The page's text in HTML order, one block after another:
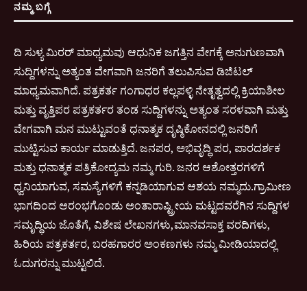
ನಮ್ಮ ಬಗ್ಗೆ
ದಿ ಸುಳ್ಯ ಮಿರರ್ ಮಾಧ್ಯಮವು ಆಧುನಿಕ ಜಗತ್ತಿನ ವೇಗಕ್ಕೆ ಅನುಗುಣವಾಗಿ
ಸುದ್ದಿಗಳನ್ನು ಅತ್ಯಂತ ವೇಗವಾಗಿ ಜನರಿಗೆ ತಲುಪಿಸುವ ಡಿಜಿಟಲ್
ಮಾಧ್ಯಮವಾಗಿದೆ. ಪತ್ರಕರ್ತ ಗಂಗಾಧರ ಕಲ್ಲಪಳ್ಳಿ ನೇತೃತ್ವದಲ್ಲಿ ಕ್ರಿಯಾಶೀಲ
ಮತ್ತು ವೃತ್ತಿಪರ ಪತ್ರಕರ್ತರ ತಂಡ ಸುದ್ದಿಗಳನ್ನು ಅತ್ಯಂತ ಸರಳವಾಗಿ ಮತ್ತು
ವೇಗವಾಗಿ ಮನ ಮುಟ್ಟುವಂತೆ ಧನಾತ್ಮಕ ದೃಷ್ಠಿಕೋನದಲ್ಲಿ ಜನರಿಗೆ
ಮುಟ್ಟಿಸುವ ಕಾರ್ಯ ಮಾಡುತ್ತಿದೆ. ಜನಪರ, ಅಭಿವೃದ್ಧಿ ಪರ, ಪಾರದರ್ಶಕ
ಮತ್ತು ಧನಾತ್ಮಕ ಪತ್ರಿಕೋದ್ಯಮ ನಮ್ಮ ಗುರಿ. ಜನರ ಆಶೋತ್ತರಗಳಿಗೆ
ಧ್ವನಿಯಾಗುವ, ಸಮಸ್ಯೆಗಳಿಗೆ ಕನ್ನಡಿಯಾಗುವ ಆಶಯ ನಮ್ಮದು.ಗ್ರಾಮೀಣ
ಭಾಗದಿಂದ ಆರಂಭಗೊಂಡು ಅಂತಾರಾಷ್ಟ್ರೀಯ ಮಟ್ಟದವರೆಗಿನ ಸುದ್ದಿಗಳ
ಸಮೃದ್ಧಿಯ ಜೊತೆಗೆ, ವಿಶೇಷ ಲೇಖನಗಳು,ಮಾನವಸಾಕ್ತ ವರದಿಗಳು,
ಹಿರಿಯ ಪತ್ರಕರ್ತರ, ಬರಹಗಾರರ ಅಂಕಣಗಳು ನಮ್ಮ ಮೀಡಿಯಾದಲ್ಲಿ
ಓದುಗರನ್ನು ಮುಟ್ಟಲಿದೆ.